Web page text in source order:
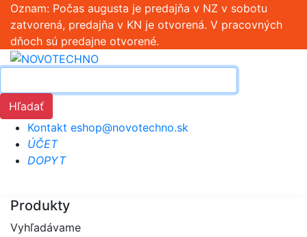
Oznam: Počas augusta je predajňa v NZ v sobotu
zatvorená, predajňa v KN je otvorená. V pracovných
dňoch sú predajne otvorené.
Hľadať
Kontakt eshop@novotechno.sk
ÚČET
DOPYT
Produkty
Vyhľadávame